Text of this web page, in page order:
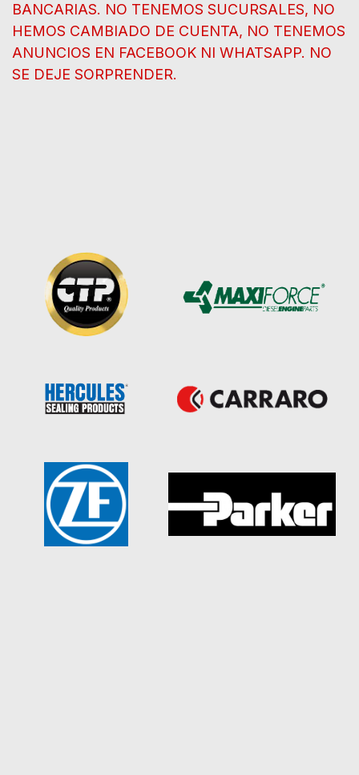
BANCARIAS. NO TENEMOS SUCURSALES, NO
HEMOS CAMBIADO DE CUENTA, NO TENEMOS
ANUNCIOS EN FACEBOOK NI WHATSAPP. NO
SE DEJE SORPRENDER.